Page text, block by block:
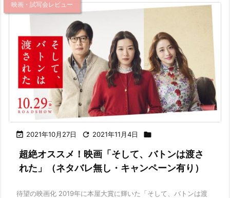
 2021年10月27日  2021年11月4日 
映画・試写会レビュー
超絶オススメ！映画「そして、バトンは渡さ
れた」（ネタバレ無し・キャンペーン有り）
待望の映画化 2019年に本屋大賞に輝いた「そして、バトンは渡